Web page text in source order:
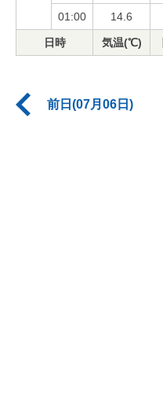
01:00 14.6
日時 気温(℃)
前日(07月06日)